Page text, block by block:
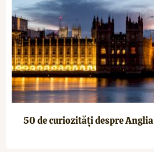
50 de curiozități despre Anglia